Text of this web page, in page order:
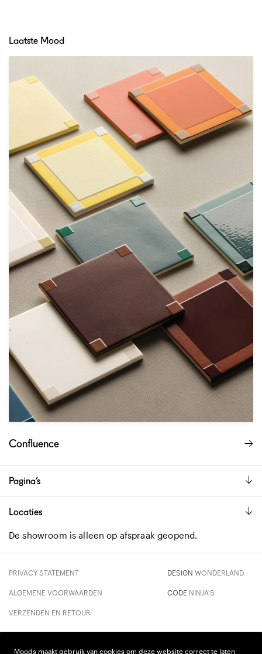
Laatste Mood
Confluence
Pagina’s
Locaties
De showroom is alleen op afspraak geopend.
PRIVACY STATEMENT
ALGEMENE VOORWAARDEN
VERZENDEN EN RETOUR
DESIGN WONDERLAND
CODE NINJA'S
Moods maakt gebruik van cookies om deze website correct te laten